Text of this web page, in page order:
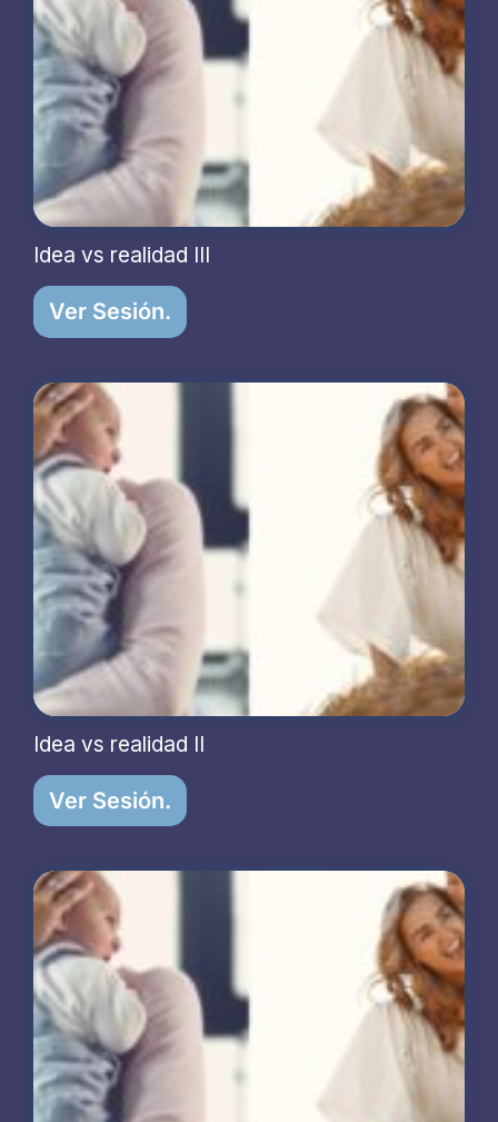
Idea vs realidad III
Ver Sesión.
Idea vs realidad II
Ver Sesión.